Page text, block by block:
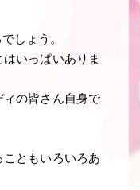
しょう。
いっぱいありま
ィの皆さん自身で
ともいろいろあ